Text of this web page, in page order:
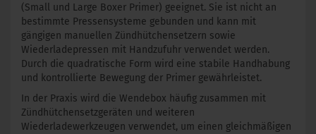
(Small und Large Boxer Primer) geeignet. Sie ist nicht an
bestimmte Pressensysteme gebunden und kann mit
gängigen manuellen Zündhütchensetzern sowie
Wiederladepressen mit Handzufuhr verwendet werden.
Durch die quadratische Form wird eine stabile Handhabung
und kontrollierte Bewegung der Primer gewährleistet.
In der Praxis wird die Wendebox häufig zusammen mit
Zündhütchensetzgeräten und weiteren
Wiederladewerkzeugen verwendet, um einen gleichmäßigen